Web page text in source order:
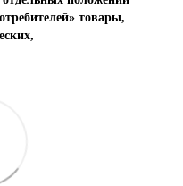
товары,